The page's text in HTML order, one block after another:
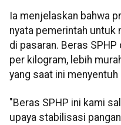
Ia menjelaskan bahwa
nyata pemerintah untuk
di pasaran. Beras
per kilogram, lebih
yang saat ini
"Beras SPHP ini kami
upaya stabilisasi